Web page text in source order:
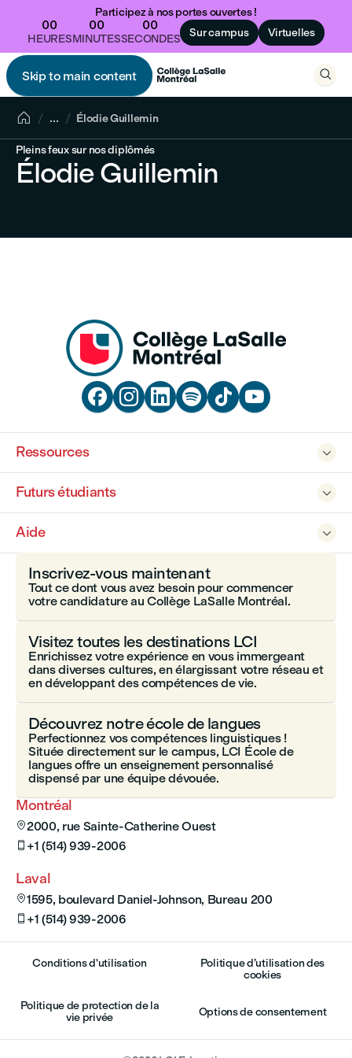
Participez à nos portes ouvertes !
00
HEURES
00
MINUTES
00
SECONDES Sur campus Virtuelles
Skip to main content
 
 ... Élodie Guillemin
Pleins feux sur nos diplômés
Élodie Guillemin
     

Ressources

Futurs étudiants

Aide
Montréal
2000, rue Sainte-Catherine Ouest
 +1 (514) 939-2006
Laval
1595, boulevard Daniel-Johnson, Bureau 200
 +1 (514) 939-2006
Inscrivez-vous maintenant
Tout ce dont vous avez besoin pour commencer
votre candidature au Collège LaSalle Montréal.
Visitez toutes les destinations LCI
Enrichissez votre expérience en vous immergeant
dans diverses cultures, en élargissant votre réseau et
en développant des compétences de vie.
Découvrez notre école de langues
Perfectionnez vos compétences linguistiques !
Située directement sur le campus, LCI École de
langues offre un enseignement personnalisé
dispensé par une équipe dévouée.
Conditions d'utilisation
Politique d’utilisation des
cookies
Politique de protection de la
vie privée
Options de consentement